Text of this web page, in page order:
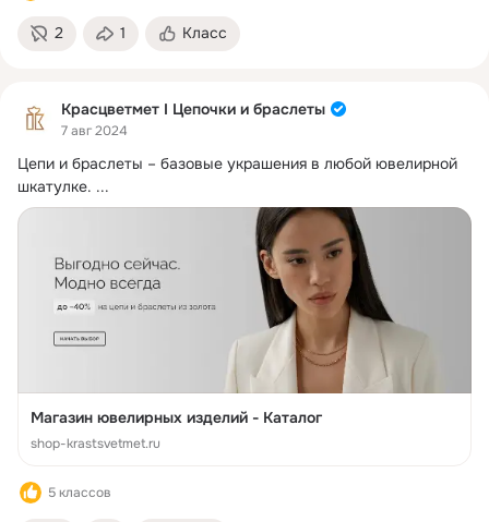
2 1 Класс
Красцветмет I Цепочки и браслеты
7 авг 2024
Цепи и браслеты – базовые украшения в любой ювелирной
шкатулке. ...
Магазин ювелирных изделий - Каталог
shop-krastsvetmet.ru
5 классов